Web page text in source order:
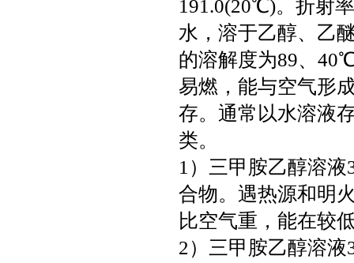
191.0(20℃)。折射
水，溶于乙醇、乙
的溶解度为89、
易燃，能与空气形
存。通常以水溶液
类。
1）三甲胺乙醇溶
合物。遇热源和明
比空气重，能在较
2）三甲胺乙醇溶